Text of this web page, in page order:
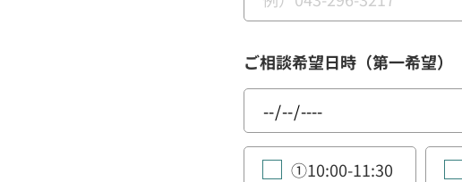
ご相談希望日時（第一希望）
①10:00-11:30